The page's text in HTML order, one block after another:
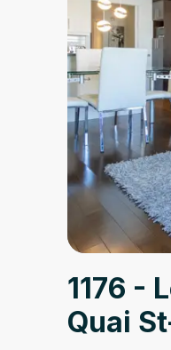
1176 -
Quai